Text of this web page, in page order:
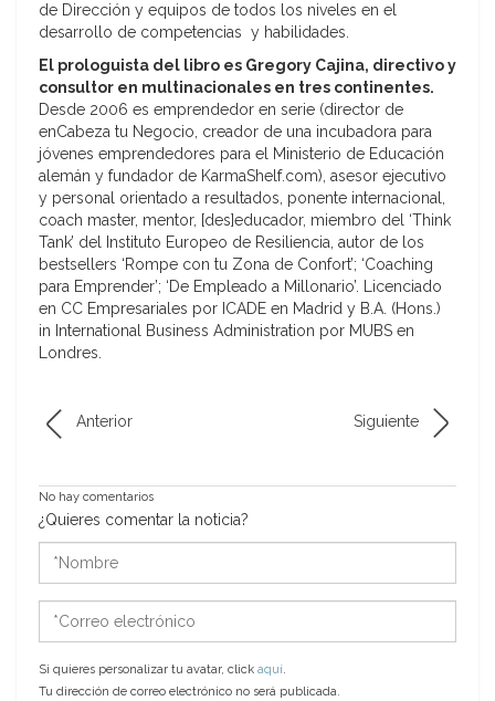
de Dirección y equipos de todos los niveles en el
desarrollo de competencias y habilidades.
El prologuista del libro es Gregory Cajina, directivo y
consultor en multinacionales en tres continentes.
Desde 2006 es emprendedor en serie (director de
enCabeza tu Negocio, creador de una incubadora para
jóvenes emprendedores para el Ministerio de Educación
alemán y fundador de KarmaShelf.com), asesor ejecutivo
y personal orientado a resultados, ponente internacional,
coach master, mentor, [des]educador, miembro del ‘Think
Tank’ del Instituto Europeo de Resiliencia, autor de los
bestsellers ‘Rompe con tu Zona de Confort’; ‘Coaching
para Emprender’; ‘De Empleado a Millonario’. Licenciado
en CC Empresariales por ICADE en Madrid y B.A. (Hons.)
in International Business Administration por MUBS en
Londres.
Anterior Siguiente
No hay comentarios
¿Quieres comentar la noticia?
*Nombre
*Correo
electrónico
Si quieres personalizar tu avatar, click aquí.
Tu dirección de correo electrónico no será publicada.